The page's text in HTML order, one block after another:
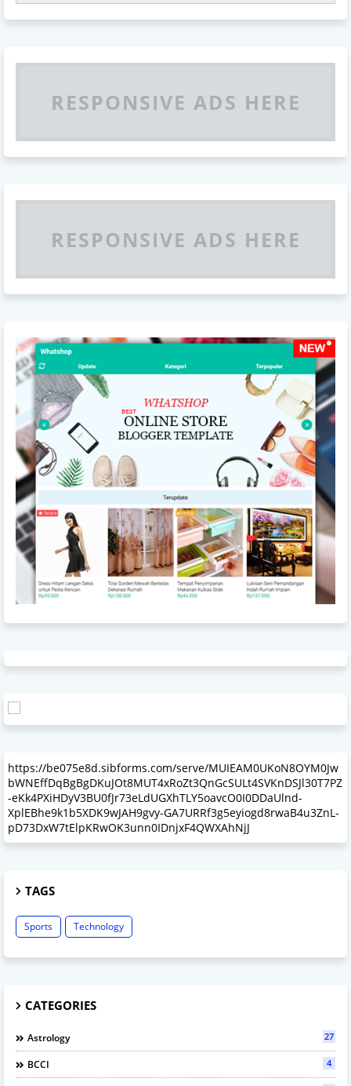
RESPONSIVE ADS HERE
RESPONSIVE ADS HERE
https://be075e8d.sibforms.com/serve/MUIEAM0UKoN8OYM0Jw
bWNEffDqBgBgDKuJOt8MUT4xRoZt3QnGcSULt4SVKnDSJl30T7PZ
-eKk4PXiHDyV3BU0fJr73eLdUGXhTLY5oavcO0I0DDaUlnd-
XplEBhe9k1b5XDK9wJAH9gvy-GA7URRf3g5eyiogd8rwaB4u3ZnL-
pD73DxW7tElpKRwOK3unn0IDnjxF4QWXAhNjJ
TAGS
Sports Technology
CATEGORIES
Astrology 27
BCCI 4